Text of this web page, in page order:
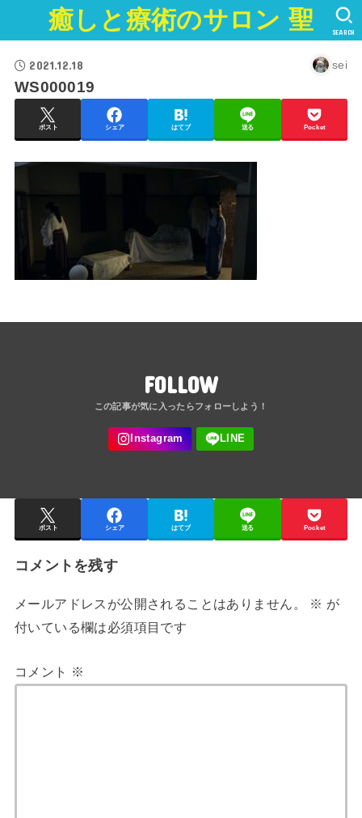
癒しと療術のサロン 聖 SEARCH
2021.12.18 sei
WS000019
ポスト シェア はてブ 送る Pocket
FOLLOW
ポスト シェア はてブ 送る Pocket
コメントを残す
メールアドレスが公開されることはありません。 ※ が
付いている欄は必須項目です
コメント ※